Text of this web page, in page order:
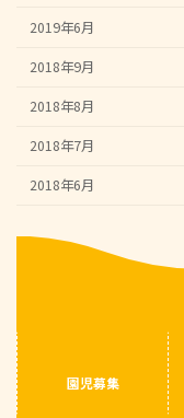
2019年6月
2018年9月
2018年8月
2018年7月
2018年6月
園児募集